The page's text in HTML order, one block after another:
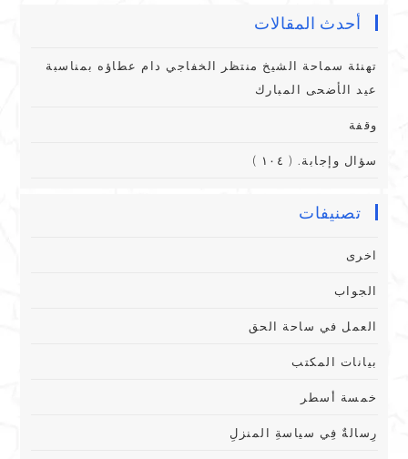
أحدث المقالات
تهنئة سماحة الشيخ منتظر الخفاجي دام عطاؤه بمناسبة
عيد الأضحى المبارك
وقفة
سؤال وإجابة. ( ١٠٤ )
تصنيفات
اخرى
الجواب
العمل في ساحة الحق
بيانات المكتب
خمسة أسطر
رِسالةٌ فِي سياسةِ المنزلِ